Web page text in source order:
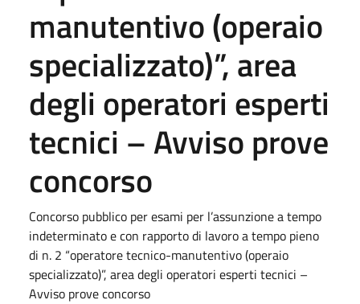
manutentivo (operaio
specializzato)”, area
degli operatori esperti
tecnici – Avviso prove
concorso
Concorso pubblico per esami per l’assunzione a tempo
indeterminato e con rapporto di lavoro a tempo pieno
di n. 2 “operatore tecnico-manutentivo (operaio
specializzato)”, area degli operatori esperti tecnici –
Avviso prove concorso